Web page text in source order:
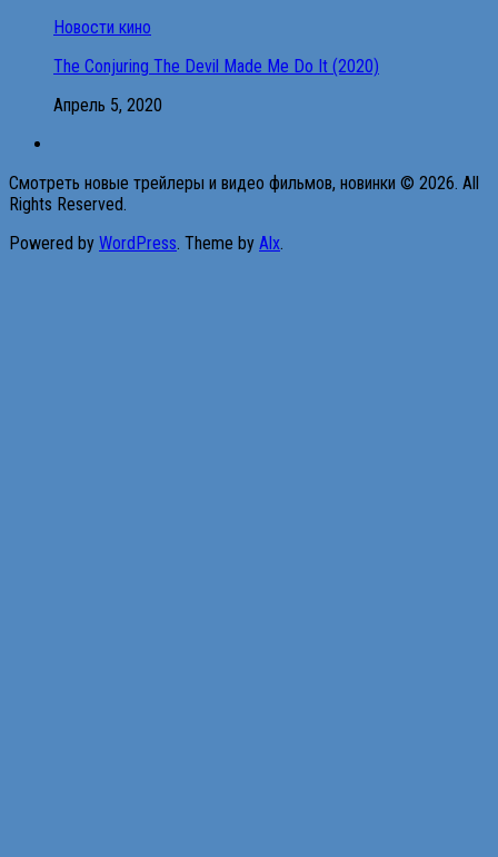
Новости кино
The Conjuring The Devil Made Me Do It (2020)
Апрель 5, 2020
Смотреть новые трейлеры и видео фильмов, новинки © 2026. All
Rights Reserved.
Powered by WordPress. Theme by Alx.